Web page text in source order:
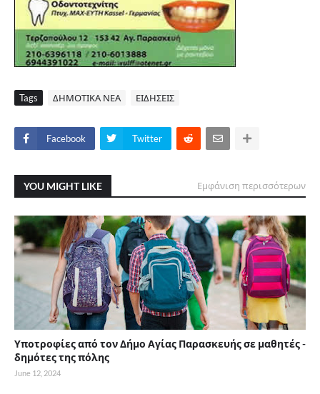
Tags ΔΗΜΟΤΙΚΑ ΝΕΑ ΕΙΔΗΣΕΙΣ
Facebook Twitter
YOU MIGHT LIKE Εμφάνιση περισσότερων
Υποτροφίες από τον Δήμο Αγίας Παρασκευής σε μαθητές -
δημότες της πόλης
June 12, 2024